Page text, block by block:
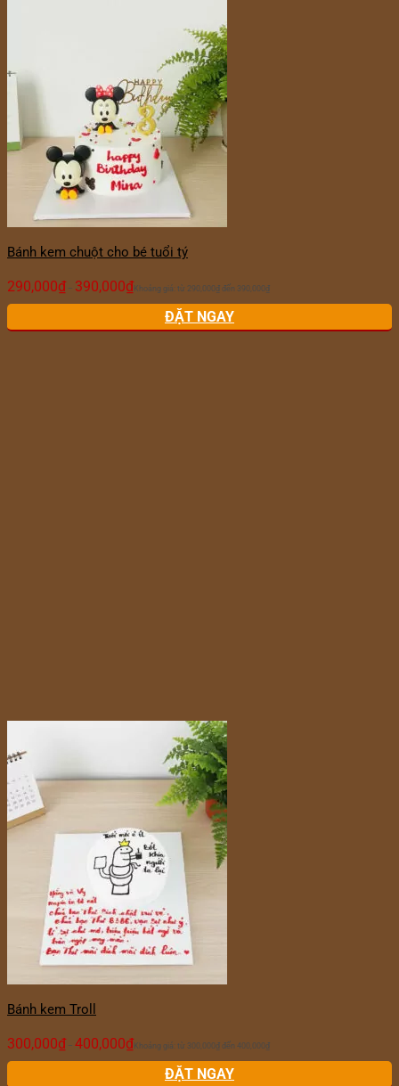
Bánh kem chuột cho bé tuổi tý
290,000₫ – 390,000₫ Khoảng giá: từ 290,000₫ đến 390,000₫
ĐẶT NGAY
Bánh kem Troll
300,000₫ – 400,000₫ Khoảng giá: từ 300,000₫ đến 400,000₫
ĐẶT NGAY